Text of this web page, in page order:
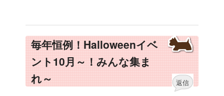
毎年恒例！Halloweenイベ
ント10月～！みんな集ま
れ～
返信